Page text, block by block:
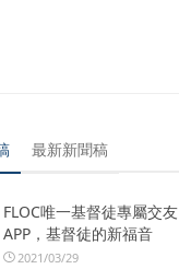
最新新聞稿
FLOC唯一基督徒專屬交友
APP，基督徒的新福音
2021/03/29